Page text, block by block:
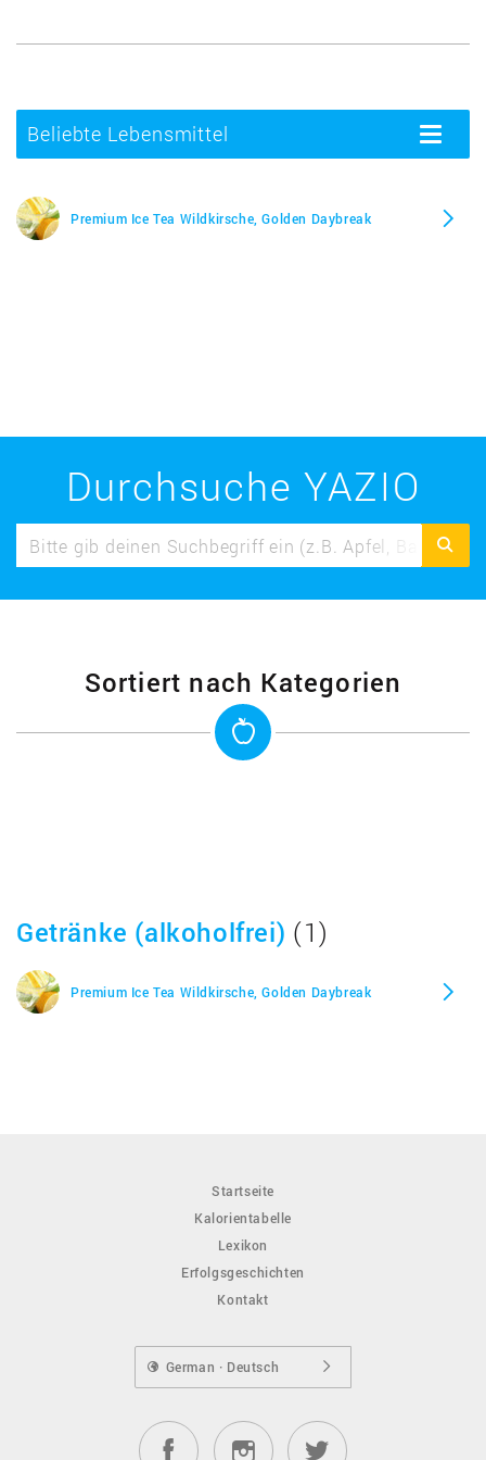
Beliebte Lebensmittel
Toggle
Premium Ice Tea Wildkirsche, Golden Daybreak
Durchsuche YAZIO
Sortiert nach Kategorien
Getränke (alkoholfrei) (1)
Premium Ice Tea Wildkirsche, Golden Daybreak
Startseite
Kalorientabelle
Lexikon
Erfolgsgeschichten
Kontakt
German · Deutsch